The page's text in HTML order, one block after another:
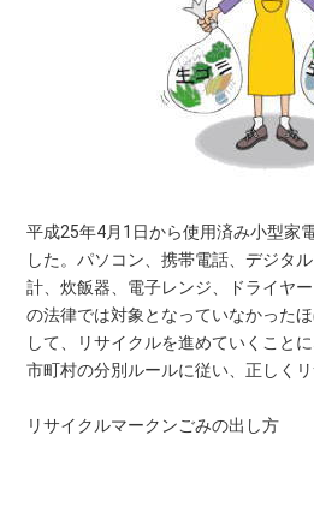
平成25年4月1日から使用済み小型家
した。パソコン、携帯電話、デジタ
計、炊飯器、電子レンジ、ドライヤ
の法律では対象となっていなかった
して、リサイクルを進めていくこと
市町村の分別ルールに従い、正しくリ
リサイクルマークンごみの出し方